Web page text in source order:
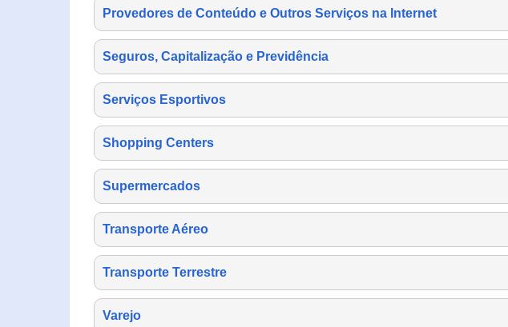
Provedores de Conteúdo e Outros Serviços na Internet
Seguros, Capitalização e Previdência
Serviços Esportivos
Shopping Centers
Supermercados
Transporte Aéreo
Transporte Terrestre
Varejo